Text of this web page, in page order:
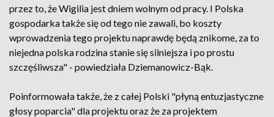
przez to, że Wigilia jest dniem wolnym od pracy. I Polska
gospodarka także się od tego nie zawali, bo koszty
wprowadzenia tego projektu naprawdę będą znikome, za to
niejedna polska rodzina stanie się silniejsza i po prostu
szczęśliwsza" - powiedziała Dziemanowicz-Bąk.
Poinformowała także, że z całej Polski "płyną entuzjastyczne
głosy poparcia" dla projektu oraz że za projektem